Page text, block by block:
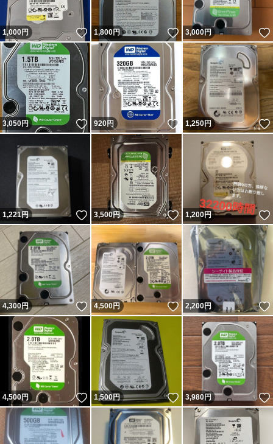
1,000円 いいね！
1,800円 いいね！
3,000円
3,050円 いいね！
920円 いいね！
1,250円
1,221円 いいね！
3,500円 いいね！
1,200円
4,300円 いいね！
4,500円 いいね！
2,200円
4,500円 いいね！
1,500円 いいね！
3,980円